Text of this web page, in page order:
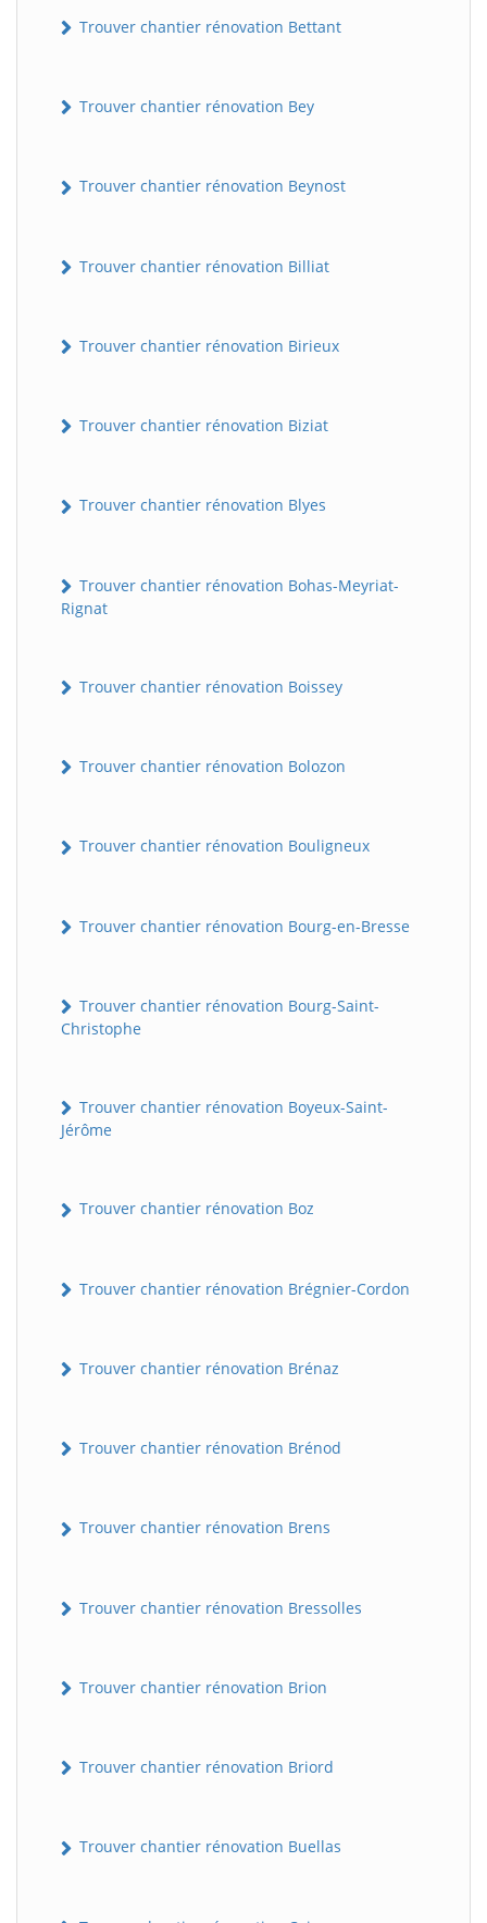
Trouver chantier rénovation Bettant
Trouver chantier rénovation Bey
Trouver chantier rénovation Beynost
Trouver chantier rénovation Billiat
Trouver chantier rénovation Birieux
Trouver chantier rénovation Biziat
Trouver chantier rénovation Blyes
Trouver chantier rénovation Bohas-Meyriat-
Rignat
Trouver chantier rénovation Boissey
Trouver chantier rénovation Bolozon
Trouver chantier rénovation Bouligneux
Trouver chantier rénovation Bourg-en-Bresse
Trouver chantier rénovation Bourg-Saint-
Christophe
Trouver chantier rénovation Boyeux-Saint-
Jérôme
Trouver chantier rénovation Boz
Trouver chantier rénovation Brégnier-Cordon
Trouver chantier rénovation Brénaz
Trouver chantier rénovation Brénod
Trouver chantier rénovation Brens
Trouver chantier rénovation Bressolles
Trouver chantier rénovation Brion
Trouver chantier rénovation Briord
Trouver chantier rénovation Buellas